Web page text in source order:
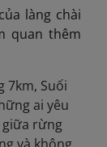
làng chài
quan thêm
7km, Suối
ai yêu
giữa rừng